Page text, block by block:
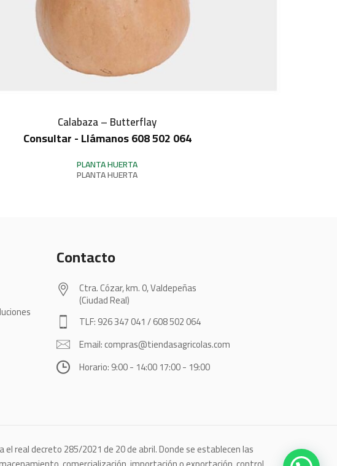
IN STOCK
Calabaza – Butterflay
Consultar - Llámanos 608 502 064
PLANTA HUERTA
PLANTA HUERTA
Contacto
Ctra. Cózar, km. 0, Valdepeñas
(Ciudad Real)
TLF: 926 347 041 / 608 502 064
Email: compras@tiendasagricolas.com
Horario: 9:00 - 14:00 17:00 - 19:00
el real decreto 285/2021 de 20 de abril. Donde se establecen las